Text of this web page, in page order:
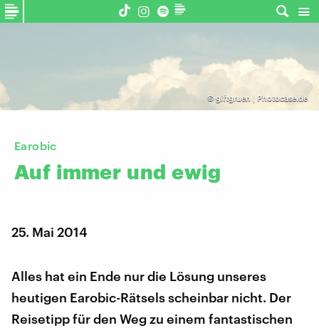
© giftgruen | Photocase.de
Earobic
Auf immer und ewig
25. Mai 2014
Alles hat ein Ende nur die Lösung unseres
heutigen Earobic-Rätsels scheinbar nicht. Der
Reisetipp für den Weg zu einem fantastischen